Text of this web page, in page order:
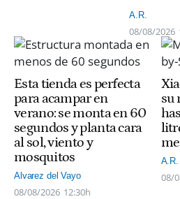
A.R.
08/08/2026
Esta tienda es perfecta
para acampar en
verano: se monta en 60
segundos y planta cara
al sol, viento y
mosquitos
Alvarez del Vayo
08/08/2026 12:30h
su
A.R.
08/